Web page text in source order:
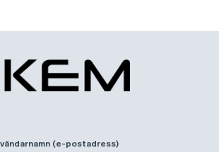
(e-postadress)